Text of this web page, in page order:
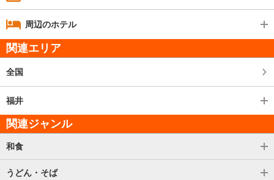
周辺のホテル
関連エリア
全国
福井
関連ジャンル
和食
うどん・そば